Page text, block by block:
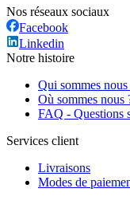
Nos réseaux sociaux
Facebook
Linkedin
Notre histoire
Qui sommes nous
Où sommes nous
FAQ - Questions
Services client
Livraisons
Modes de